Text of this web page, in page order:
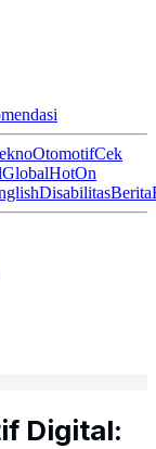
OtomotifCek
GlobalHotOn
DisabilitasBerita
Digital: